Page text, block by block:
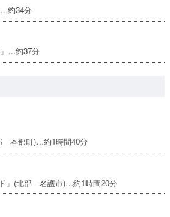
約34分
…約37分
本部町)…約1時間40分
」(北部 名護市)…約1時間20分